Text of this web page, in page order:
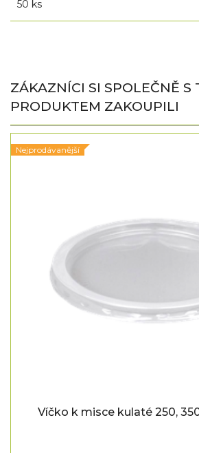
50 ks
ZÁKAZNÍCI SI SPOLEČNĚ S
PRODUKTEM ZAKOUPILI
Nejprodávanější
Víčko k misce kulaté 250,